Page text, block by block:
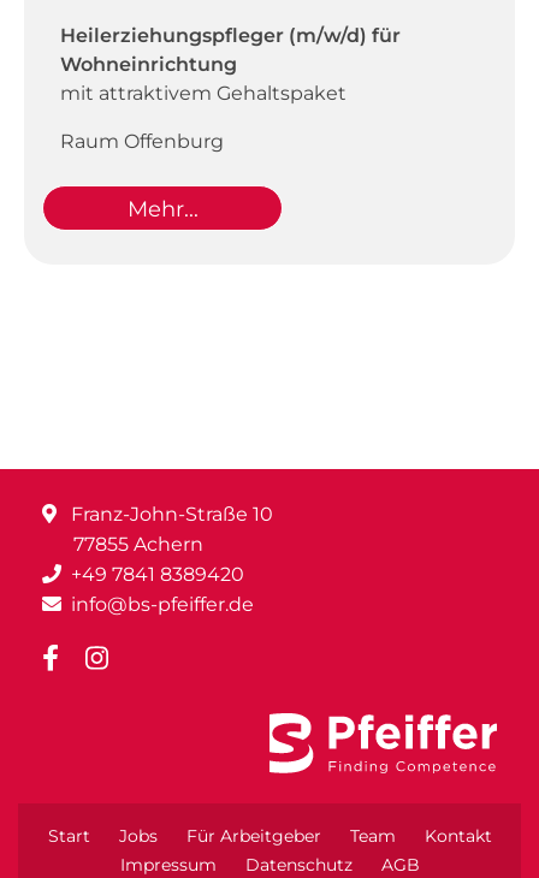
Heilerziehungspfleger (m/w/d) für
Wohneinrichtung
mit attraktivem Gehaltspaket
Raum Offenburg
Mehr...
Franz-John-Straße 10
77855 Achern
+49 7841 8389420
info@bs-pfeiffer.de
Start Jobs Für Arbeitgeber Team
Kontakt
Impressum
Datenschutz AGB